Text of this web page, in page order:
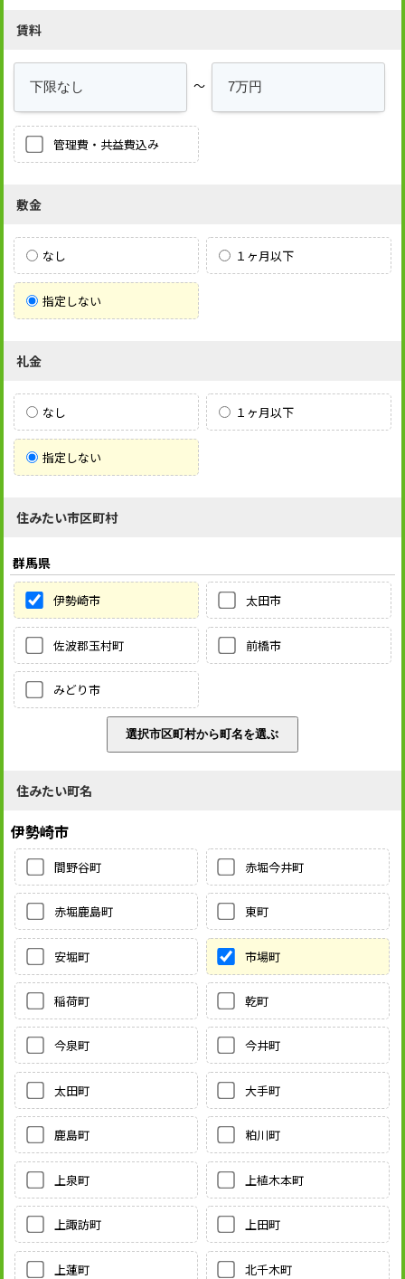
賃料
～
管理費・共益費込み
敷金
なし １ヶ月以下
指定しない
礼金
なし １ヶ月以下
指定しない
住みたい市区町村
群馬県
伊勢崎市 太田市
佐波郡玉村町 前橋市
みどり市
住みたい町名
伊勢崎市
間野谷町 赤堀今井町
赤堀鹿島町 東町
安堀町 市場町
稲荷町 乾町
今泉町 今井町
太田町 大手町
鹿島町 粕川町
上泉町 上植木本町
上諏訪町 上田町
上蓮町 北千木町